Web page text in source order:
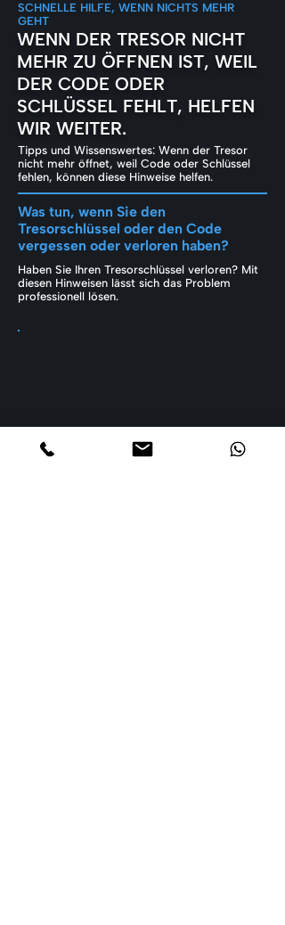
SCHNELLE HILFE, WENN NICHTS MEHR
GEHT
WENN DER TRESOR NICHT
MEHR ZU ÖFFNEN IST, WEIL
DER CODE ODER
SCHLÜSSEL FEHLT, HELFEN
WIR WEITER.
Tipps und Wissenswertes: Wenn der Tresor
nicht mehr öffnet, weil Code oder Schlüssel
fehlen, können diese Hinweise helfen.
Was tun, wenn Sie den
Tresorschlüssel oder den Code
vergessen oder verloren haben?
Haben Sie Ihren Tresorschlüssel verloren? Mit
diesen Hinweisen lässt sich das Problem
professionell lösen.